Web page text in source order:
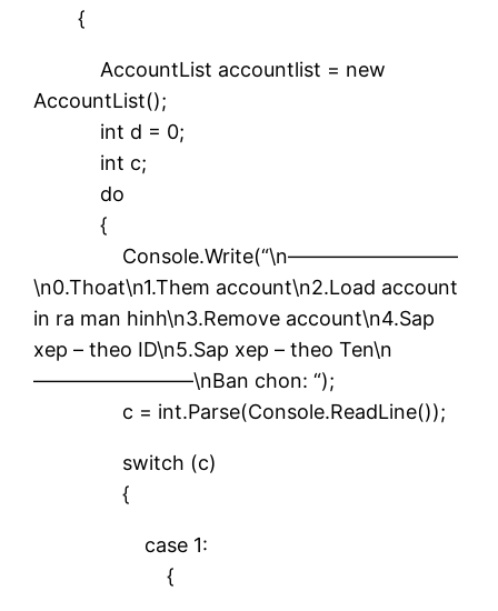
{
AccountList accountlist = new
AccountList();
int d = 0;
int c;
do
{
Console.Write(“\n————————–
\n0.Thoat\n1.Them account\n2.Load account
in ra man hinh\n3.Remove account\n4.Sap
xep – theo ID\n5.Sap xep – theo Ten\n
————————\nBan chon: “);
c = int.Parse(Console.ReadLine());
switch (c)
{
case 1:
{